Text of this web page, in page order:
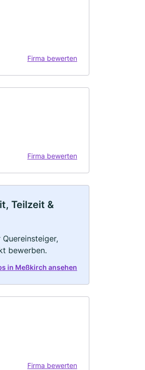
Firma bewerten
Firma bewerten
Teilzeit &
bewerben.
in Meßkirch ansehen
Firma bewerten